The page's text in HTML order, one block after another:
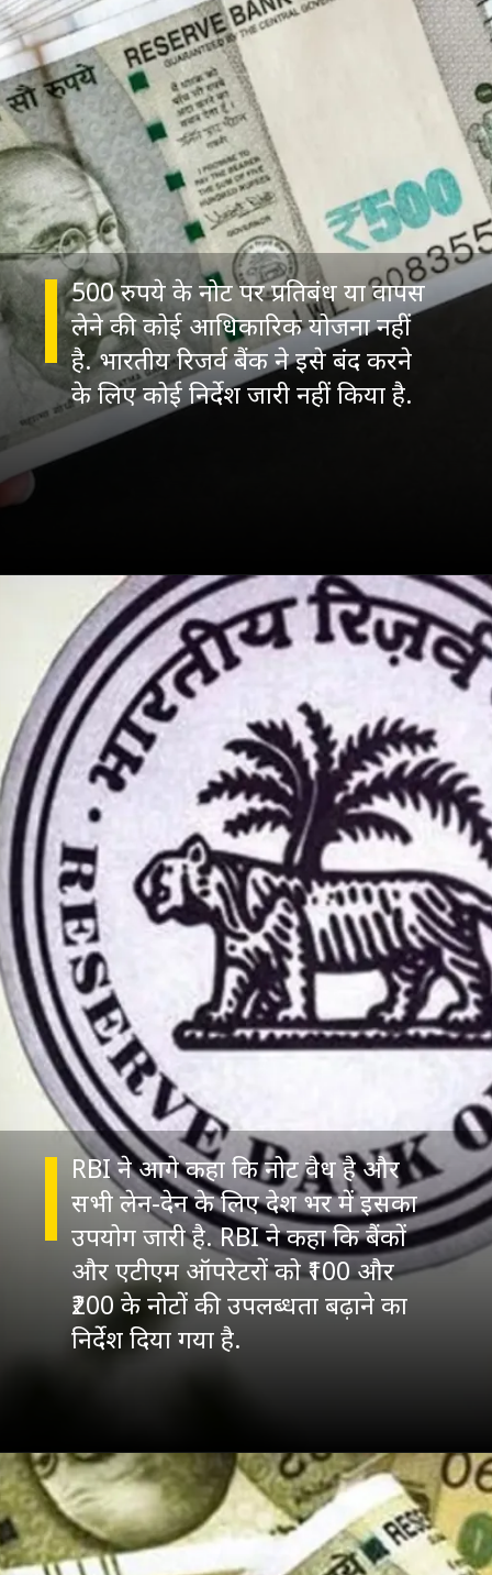
500 रुपये के नोट पर प्रतिबंध या वापस
लेने की कोई आधिकारिक योजना नहीं
है. भारतीय रिजर्व बैंक ने इसे बंद करने
के लिए कोई निर्देश जारी नहीं किया है.
RBI ने आगे कहा कि नोट वैध है और
सभी लेन-देन के लिए देश भर में इसका
उपयोग जारी है. RBI ने कहा कि बैंकों
और एटीएम ऑपरेटरों को ₹100 और
₹200 के नोटों की उपलब्धता बढ़ाने का
निर्देश दिया गया है.